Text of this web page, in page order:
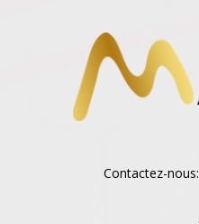
Contactez-nous: